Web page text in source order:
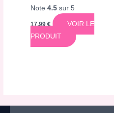
Note4.5 sur 5
17,99€
VOIR LE
PRODUIT